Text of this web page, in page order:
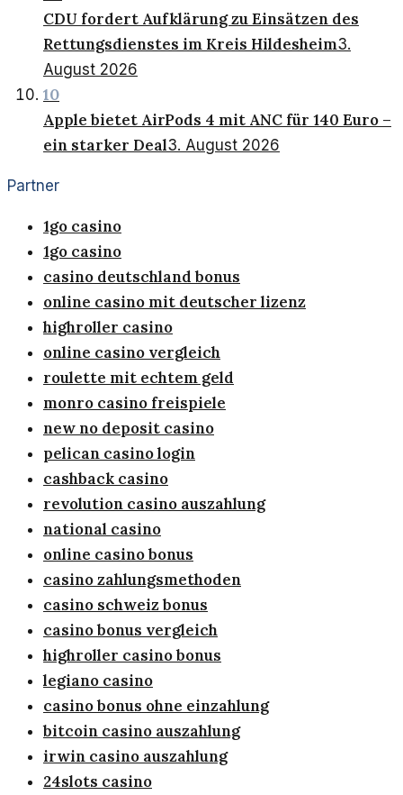
CDU fordert Aufklärung zu Einsätzen des
Rettungsdienstes im Kreis Hildesheim3.
August 2026
10
Apple bietet AirPods 4 mit ANC für 140 Euro –
ein starker Deal3. August 2026
Partner
1go casino
1go casino
casino deutschland bonus
online casino mit deutscher lizenz
highroller casino
online casino vergleich
roulette mit echtem geld
monro casino freispiele
new no deposit casino
pelican casino login
cashback casino
revolution casino auszahlung
national casino
online casino bonus
casino zahlungsmethoden
casino schweiz bonus
casino bonus vergleich
highroller casino bonus
legiano casino
casino bonus ohne einzahlung
bitcoin casino auszahlung
irwin casino auszahlung
24slots casino